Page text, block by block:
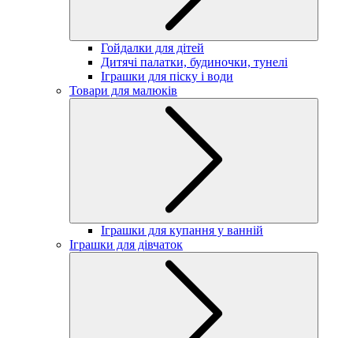
Гойдалки для дітей
Дитячі палатки, будиночки, тунелі
Іграшки для піску і води
Товари для малюків
Іграшки для купання у ванній
Іграшки для дівчаток